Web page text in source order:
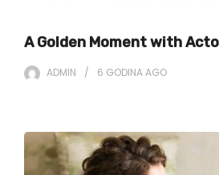
A Golden Moment with
ADMIN 6 GODINAAGO